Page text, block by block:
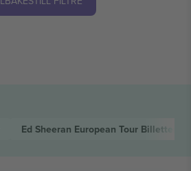
Ed Sheeran European Tour Billetter